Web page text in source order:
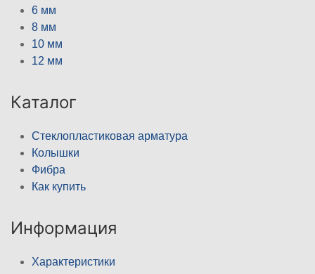
6 мм
8 мм
10 мм
12 мм
Каталог
Стеклопластиковая арматура
Колышки
Фибра
Как купить
Информация
Характеристики